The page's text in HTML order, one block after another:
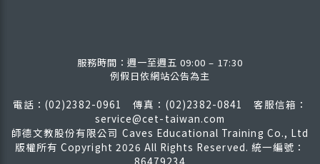
服務時間：週一至週五 09:00 – 17:30
例假日依網站公告為主
電話：(02)2382-0961 傳真：(02)2382-0841客服信箱：
service@cet-taiwan.com
師德文教股份有限公司 Caves Educational Training Co., Ltd
版權所有 Copyright 2026 All Rights Reserved. 統一編號：
86479234